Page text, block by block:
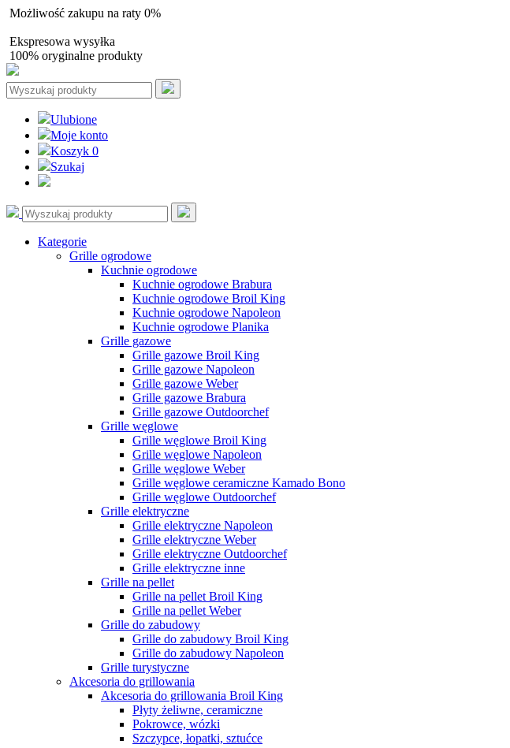
Możliwość zakupu na raty 0%
Ekspresowa wysyłka
100% oryginalne produkty
Ulubione
Moje konto
Koszyk 0
Szukaj
Kategorie
Grille ogrodowe
Kuchnie ogrodowe
Kuchnie ogrodowe Brabura
Kuchnie ogrodowe Broil King
Kuchnie ogrodowe Napoleon
Kuchnie ogrodowe Planika
Grille gazowe
Grille gazowe Broil King
Grille gazowe Napoleon
Grille gazowe Weber
Grille gazowe Brabura
Grille gazowe Outdoorchef
Grille węglowe
Grille węglowe Broil King
Grille węglowe Napoleon
Grille węglowe Weber
Grille węglowe ceramiczne Kamado Bono
Grille węglowe Outdoorchef
Grille elektryczne
Grille elektryczne Napoleon
Grille elektryczne Weber
Grille elektryczne Outdoorchef
Grille elektryczne inne
Grille na pellet
Grille na pellet Broil King
Grille na pellet Weber
Grille do zabudowy
Grille do zabudowy Broil King
Grille do zabudowy Napoleon
Grille turystyczne
Akcesoria do grillowania
Akcesoria do grillowania Broil King
Płyty żeliwne, ceramiczne
Pokrowce, wózki
Szczypce, łopatki, sztućce